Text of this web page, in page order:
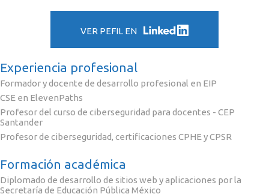
VER PEFIL EN
Experiencia profesional
Formador y docente de desarrollo profesional en EIP
CSE en ElevenPaths
Profesor del curso de ciberseguridad para docentes - CEP
Santander
Profesor de ciberseguridad, certificaciones CPHE y CPSR
Formación académica
Diplomado de desarrollo de sitios web y aplicaciones por la
Secretaría de Educación Pública México